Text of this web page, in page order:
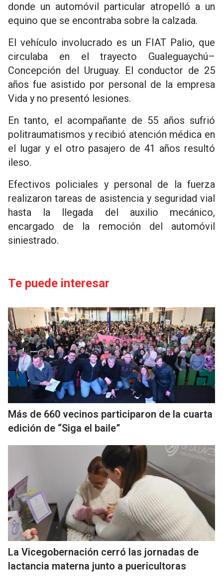
donde un automóvil particular atropelló a un
equino que se encontraba sobre la calzada.
El vehículo involucrado es un FIAT Palio, que
circulaba en el trayecto Gualeguaychú–
Concepción del Uruguay. El conductor de 25
años fue asistido por personal de la empresa
Vida y no presentó lesiones.
En tanto, el acompañante de 55 años sufrió
politraumatismos y recibió atención médica en
el lugar y el otro pasajero de 41 años resultó
ileso.
Efectivos policiales y personal de la fuerza
realizaron tareas de asistencia y seguridad vial
hasta la llegada del auxilio mecánico,
encargado de la remoción del automóvil
siniestrado.
Te puede interesar
Más de 660 vecinos participaron de la cuarta
edición de “Siga el baile”
La Vicegobernación cerró las jornadas de
lactancia materna junto a puericultoras